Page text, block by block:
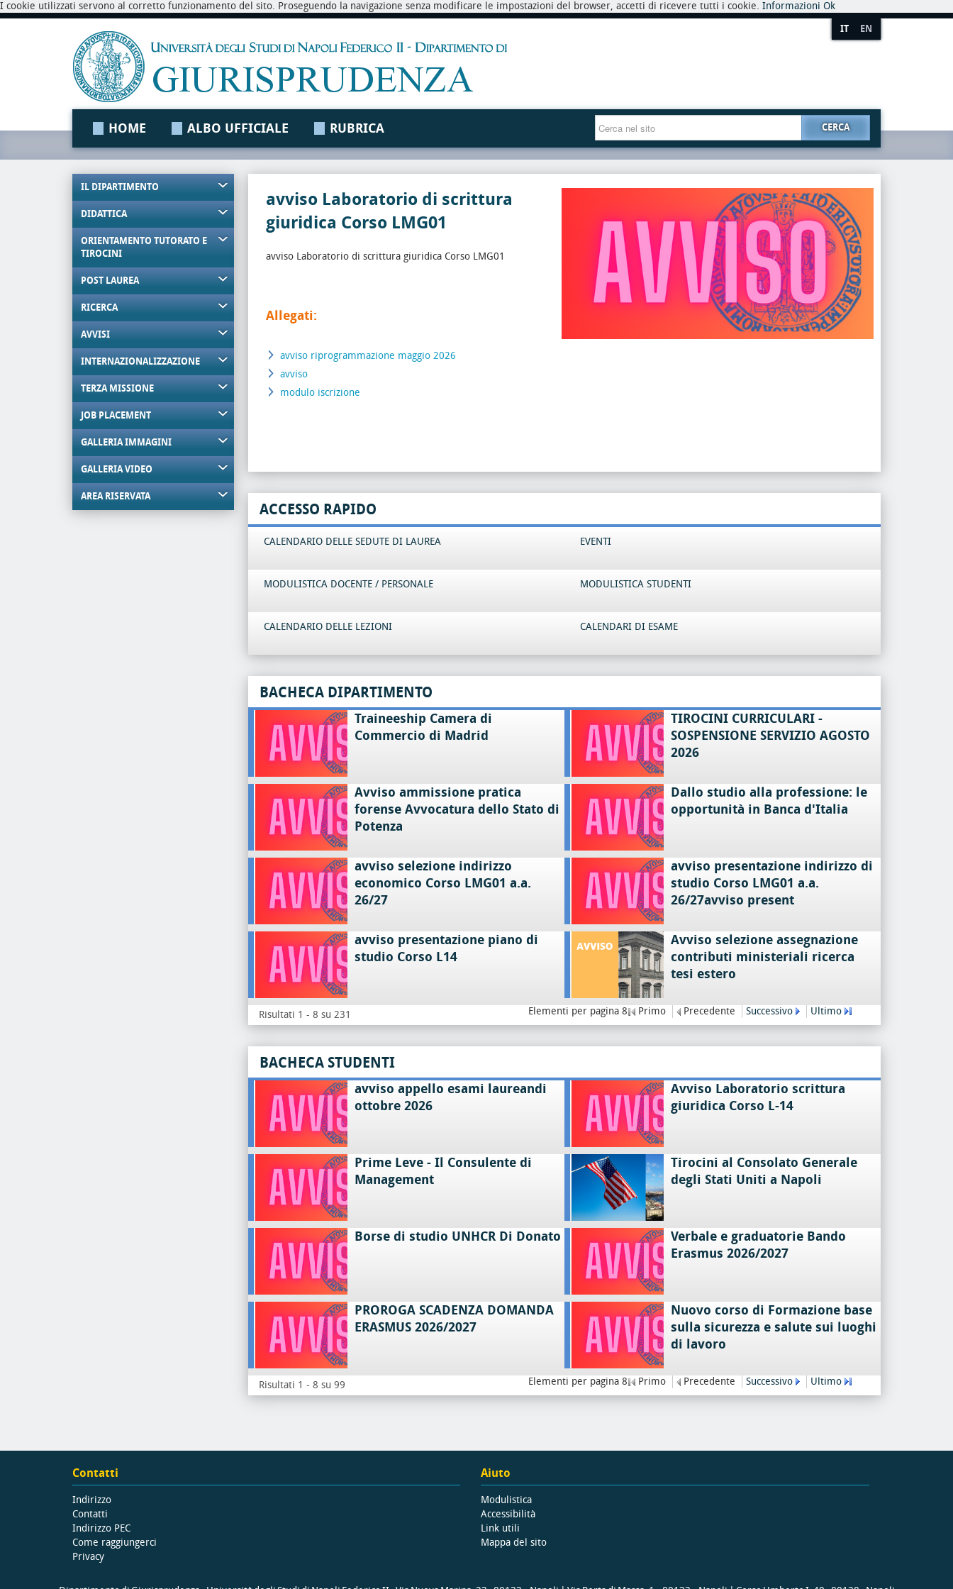
I cookie utilizzati servono al corretto funzionamento del sito. Proseguendo la navigazione senza modificare le impostazioni del browser, accetti di ricevere tutti i cookie. Informazioni Ok
IT EN
HOME ALBO UFFICIALE RUBRICA CERCA
IL DIPARTIMENTO
DIDATTICA
ORIENTAMENTO TUTORATO E
TIROCINI
POST LAUREA
RICERCA
AVVISI
INTERNAZIONALIZZAZIONE
TERZA MISSIONE
JOB PLACEMENT
GALLERIA IMMAGINI
GALLERIA VIDEO
AREA RISERVATA
avviso Laboratorio di scrittura
giuridica Corso LMG01
avviso Laboratorio di scrittura giuridica Corso LMG01
Allegati:
avviso riprogrammazione maggio 2026
avviso
modulo iscrizione
ACCESSO RAPIDO
CALENDARIO DELLE SEDUTE DI LAUREA EVENTI
MODULISTICA DOCENTE / PERSONALE MODULISTICA STUDENTI
CALENDARIO DELLE LEZIONI CALENDARI DI ESAME
BACHECA DIPARTIMENTO
Traineeship Camera di
Commercio di Madrid
TIROCINI CURRICULARI -
SOSPENSIONE SERVIZIO AGOSTO
2026
Avviso ammissione pratica
forense Avvocatura dello Stato di
Potenza
Dallo studio alla professione: le
opportunità in Banca d'Italia
avviso selezione indirizzo
economico Corso LMG01 a.a.
26/27
avviso presentazione indirizzo di
studio Corso LMG01 a.a.
26/27avviso present
avviso presentazione piano di
studio Corso L14
Avviso selezione assegnazione
contributi ministeriali ricerca
tesi estero
Risultati 1 - 8 su 231 Elementi per pagina 8 Primo Precedente Successivo Ultimo
BACHECA STUDENTI
avviso appello esami laureandi
ottobre 2026
Avviso Laboratorio scrittura
giuridica Corso L-14
Prime Leve - Il Consulente di
Management
Tirocini al Consolato Generale
degli Stati Uniti a Napoli
Borse di studio UNHCR Di Donato
Verbale e graduatorie Bando
Erasmus 2026/2027
PROROGA SCADENZA DOMANDA
ERASMUS 2026/2027
Nuovo corso di Formazione base
sulla sicurezza e salute sui luoghi
di lavoro
Risultati 1 - 8 su 99 Elementi per pagina 8 Primo Precedente Successivo Ultimo
Contatti
Indirizzo
Contatti
Indirizzo PEC
Come raggiungerci
Privacy
Aiuto
Modulistica
Accessibilità
Link utili
Mappa del sito